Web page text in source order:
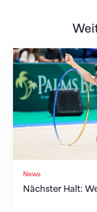
News
Nächster Halt:
Nächster Halt: